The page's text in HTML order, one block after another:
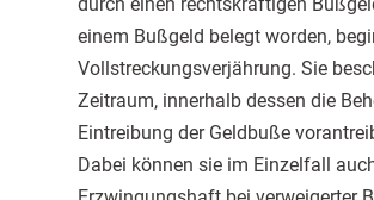
einem Bußgeld belegt worden,
Vollstreckungsverjährung. Sie
Zeitraum, innerhalb dessen die
Eintreibung der Geldbuße
Dabei können sie im Einzelfall